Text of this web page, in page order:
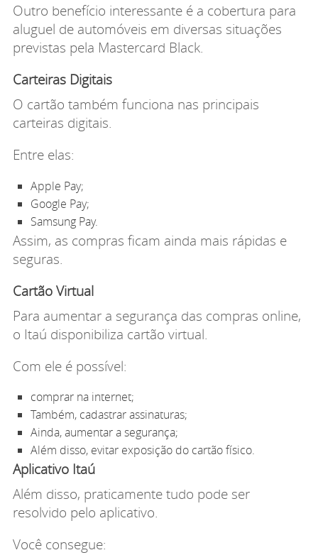
Outro benefício interessante é a cobertura para
aluguel de automóveis em diversas situações
previstas pela Mastercard Black.
Carteiras Digitais
O cartão também funciona nas principais
carteiras digitais.
Entre elas:
Apple Pay;
Google Pay;
Samsung Pay.
Assim, as compras ficam ainda mais rápidas e
seguras.
Cartão Virtual
Para aumentar a segurança das compras online,
o Itaú disponibiliza cartão virtual.
Com ele é possível:
comprar na internet;
Também, cadastrar assinaturas;
Ainda, aumentar a segurança;
Além disso, evitar exposição do cartão físico.
Aplicativo Itaú
Além disso, praticamente tudo pode ser
resolvido pelo aplicativo.
Você consegue: